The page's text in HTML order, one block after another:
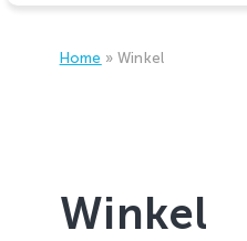
Fruitteelt
Home » Winkel
Winkel